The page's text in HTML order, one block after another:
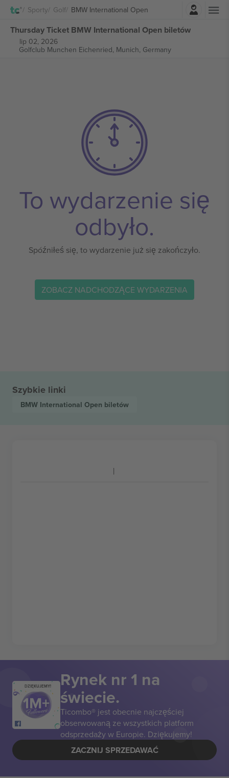
Sporty Golf BMW International Open
Zaloguj sie
Thursday Ticket BMW International Open biletów
lip 02, 2026
Golfclub Munchen Eichenried, Munich, Germany
To wydarzenie się
odbyło.
Spóźniłeś się, to wydarzenie już się zakończyło.
ZOBACZ NADCHODZĄCE WYDARZENIA
Szybkie linki
BMW International Open biletów
DZIĘKUJEMY! Rynek nr 1 na
świecie.
Ticombo® jest obecnie najczęściej
obserwowaną ze wszystkich platform
odsprzedaży w Europie. Dziękujemy!
ZACZNIJ SPRZEDAWAĆ